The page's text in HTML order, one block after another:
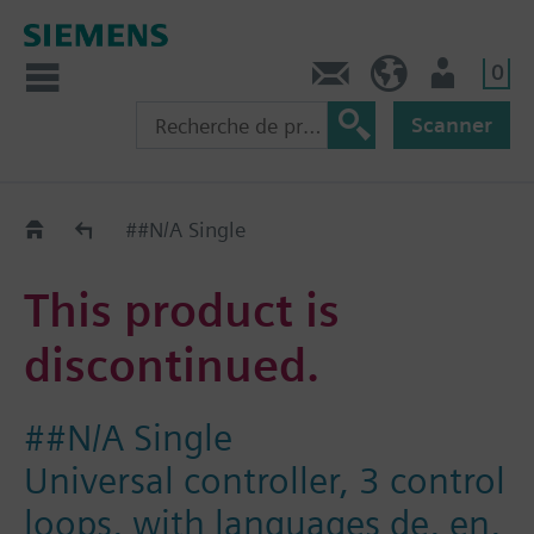
0
Scanner
Old2New##N/A Single
This product is
discontinued.
##N/A Single
Universal controller, 3 control
loops, with languages de, en,